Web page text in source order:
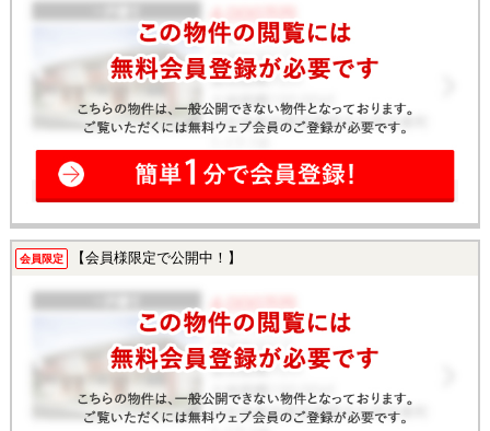
会員限定 【会員様限定で公開中！】